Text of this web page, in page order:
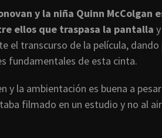
y la niña Quinn McColgan
ellos que traspasa la pantalla
el transcurso de la película,
fundamentales de esta cinta.
y la ambientación es buena a
filmado en un estudio y no al